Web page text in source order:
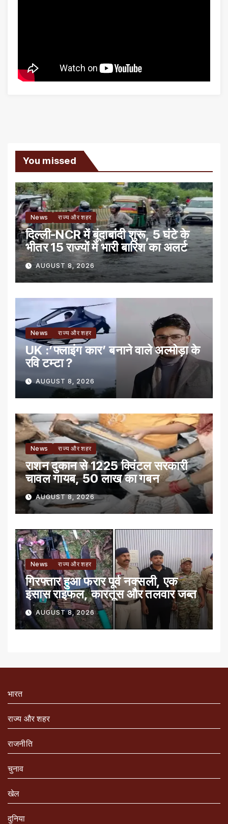
You missed
News राज्य और शहर
दिल्ली-NCR में बूंदाबांदी शुरू, 5 घंटे के
भीतर 15 राज्यों में भारी बारिश का अलर्ट
AUGUST 8, 2026
News राज्य और शहर
UK :’फ्लाइंग कार’ बनाने वाले अल्मोड़ा के
रवि टम्टा ?
AUGUST 8, 2026
News राज्य और शहर
राशन दुकान से 1225 क्विंटल सरकारी
चावल गायब, 50 लाख का गबन
AUGUST 8, 2026
News राज्य और शहर
गिरफ्तार हुआ फरार पूर्व नक्सली, एक
इंसास राइफल, कारतूस और तलवार जब्त
AUGUST 8, 2026
भारत
राज्य और शहर
राजनीति
चुनाव
खेल
दुनिया